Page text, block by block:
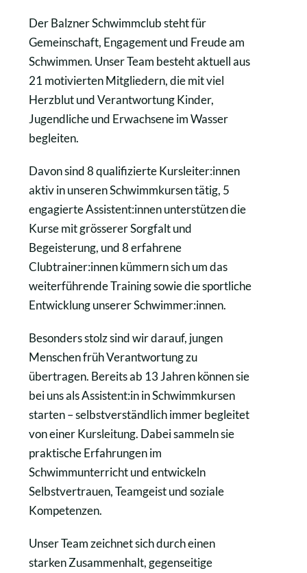
Der Balzner Schwimmclub steht für
Gemeinschaft, Engagement und Freude am
Schwimmen. Unser Team besteht aktuell aus
21 motivierten Mitgliedern, die mit viel
Herzblut und Verantwortung Kinder,
Jugendliche und Erwachsene im Wasser
begleiten.
Davon sind 8 qualifizierte Kursleiter:innen
aktiv in unseren Schwimmkursen tätig, 5
engagierte Assistent:innen unterstützen die
Kurse mit grösserer Sorgfalt und
Begeisterung, und 8 erfahrene
Clubtrainer:innen kümmern sich um das
weiterführende Training sowie die sportliche
Entwicklung unserer Schwimmer:innen.
Besonders stolz sind wir darauf, jungen
Menschen früh Verantwortung zu
übertragen. Bereits ab 13 Jahren können sie
bei uns als Assistent:in in Schwimmkursen
starten – selbstverständlich immer begleitet
von einer Kursleitung. Dabei sammeln sie
praktische Erfahrungen im
Schwimmunterricht und entwickeln
Selbstvertrauen, Teamgeist und soziale
Kompetenzen.
Unser Team zeichnet sich durch einen
starken Zusammenhalt, gegenseitige